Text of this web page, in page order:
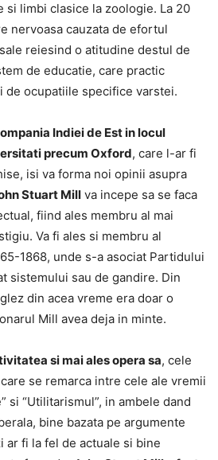
si limbi clasice la zoologie. La 20
nervoasa cauzata de efortul
reiesind o atitudine destul de
de educatie, care practic
de ocupatiile specifice varstei.
Indiei de Est in locul
precum Oxford, care l-ar fi
isi va forma noi opinii asupra
Stuart Mill va incepe sa se faca
fiind ales membru al mai
Va fi ales si membru al
1868, unde s-a asociat Partidului
sistemului sau de gandire. Din
din acea vreme era doar o
Mill avea deja in minte.
si mai ales opera sa, cele
se remarca intre cele ale vremii
si “Utilitarismul”, in ambele dand
bine bazata pe argumente
ar fi la fel de actuale si bine